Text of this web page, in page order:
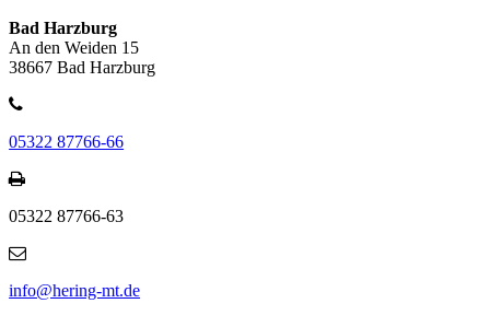
Bad Harzburg
An den Weiden 15
38667 Bad Harzburg
05322 87766-66
05322 87766-63
info@hering-mt.de